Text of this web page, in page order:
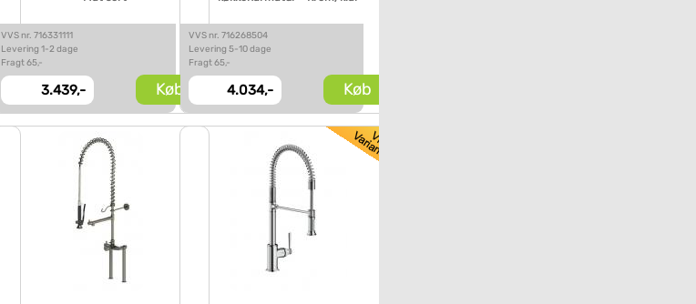
VVS nr. 716331111
Levering 1-2 dage
Fragt 65,-
3.439,- Køb
VVS nr. 716268504
Levering 5-10 dage
Fragt 65,-
4.034,- Køb